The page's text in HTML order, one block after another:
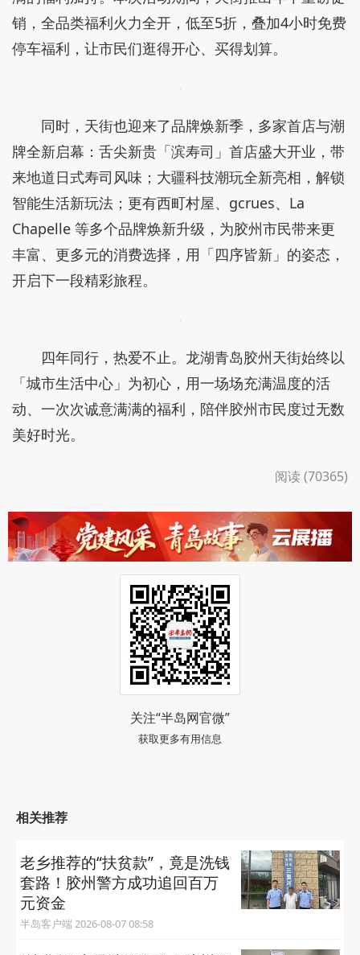
年中大促福利拉满，品牌焕新解锁消费新体验
周年庆的狂欢加上年中大促，自然少不了诚意满
停车福利，让市民们逛得开心、买得划算。
同时，天街也迎来了品牌焕新季，多家首店与潮
牌全新启幕：舌尖新贵「滨寿司」首店盛大开业，带
来地道日式寿司风味；大疆科技潮玩全新亮相，解锁
智能生活新玩法；更有西町村屋、gcrues、La
开启下一段精彩旅程。
四年同行，热爱不止。龙湖青岛胶州天街始终以
「城市生活中心」为初心，用一场场充满温度的活
美好时光。
阅读 (70365)
相关推荐